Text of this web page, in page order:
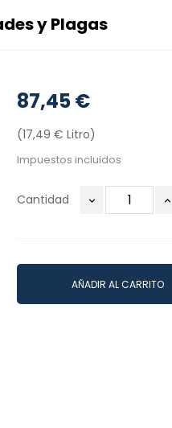
y Plagas
87,45 €
(17,49 € Litro)
Impuestos incluidos
Cantidad
AÑADIR AL CARRITO